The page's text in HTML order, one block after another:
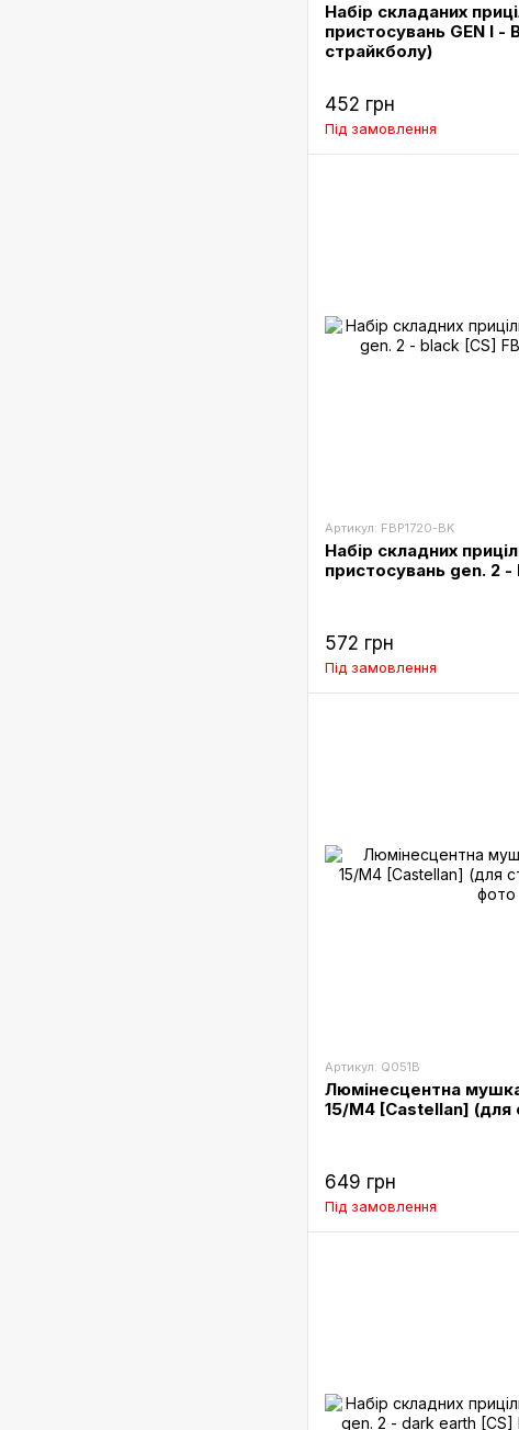
Набір складаних
пристосувань GEN I -
страйкболу)
452 грн
Під замовлення
Артикул: FBP1720-BK
Набір складних
пристосувань gen. 2 -
572 грн
Під замовлення
Артикул: Q051B
Люмінесцентна
15/M4 [Castellan] (для
649 грн
Під замовлення